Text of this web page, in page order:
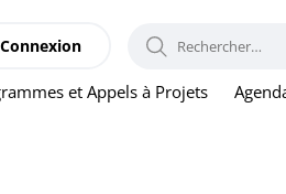
et Appels à Projets
Connexion RECHERCHER :